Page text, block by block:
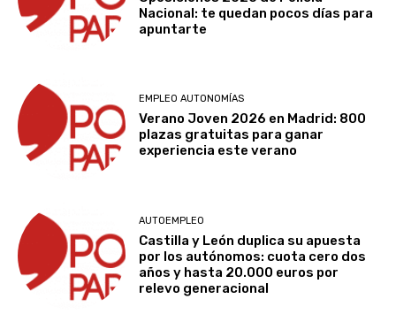
Nacional: te quedan pocos días para
apuntarte
EMPLEO AUTONOMÍAS
Verano Joven 2026 en Madrid: 800
plazas gratuitas para ganar
experiencia este verano
AUTOEMPLEO
Castilla y León duplica su apuesta
por los autónomos: cuota cero dos
años y hasta 20.000 euros por
relevo generacional